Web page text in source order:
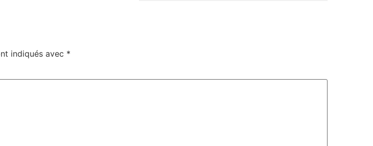
indiqués avec *